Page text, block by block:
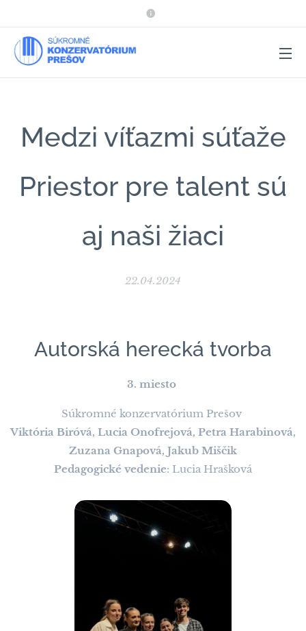
Medzi víťazmi súťaže
Priestor pre talent sú
aj naši žiaci
22.04.2024
Autorská herecká tvorba
3. miesto
Súkromné konzervatórium Prešov
Viktória Biróvá, Lucia Onofrejová, Petra Harabinová,
Zuzana Gnapová, Jakub Miščik
Pedagogické vedenie: Lucia Hrašková